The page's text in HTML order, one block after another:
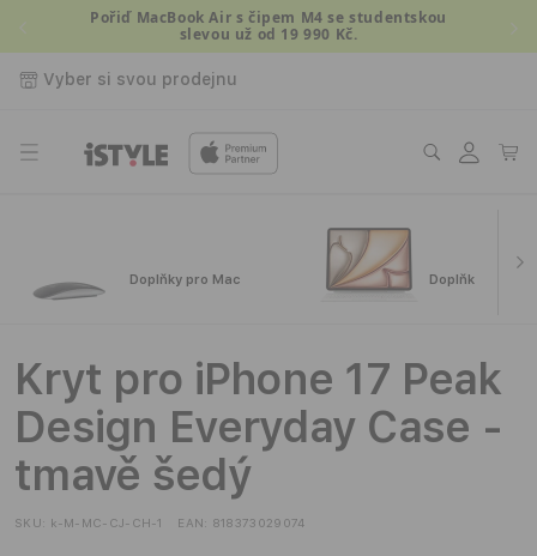
Přejít kPořiď MacBook Air s čipem M4 se studentskou
slevou už od 19 990 Kč.
Vyber si svou prodejnu
Přihlásit
se
Košík
Doplňky pro Mac Doplňky pro
Kryt pro iPhone 17 Peak
Design Everyday Case -
tmavě šedý
SKU: k-M-MC-CJ-CH-1 EAN: 818373029074